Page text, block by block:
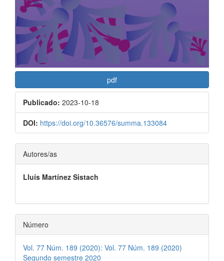
pdf
Publicado: 2023-10-18
DOI: https://doi.org/10.36576/summa.133084
Contenido
principal
del
artículo
Autores/as
Lluís Martínez Sistach
Número
Vol. 77 Núm. 189 (2020): Vol. 77 Núm. 189 (2020)
Segundo semestre 2020